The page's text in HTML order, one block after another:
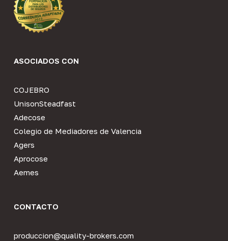
ASOCIADOS CON
COJEBRO
UnisonSteadfast
Adecose
Colegio de Mediadores de Valencia
Agers
Aprocose
Aemes
CONTACTO
produccion@quality-brokers.com